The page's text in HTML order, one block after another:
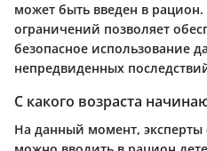
может быть введен в
ограничений позволяет
безопасное использование
непредвиденных
С какого возраста
На данный момент, эксперты